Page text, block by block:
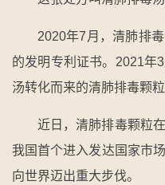
2020年7月，清肺排
的发明专利证书。2021年
汤转化而来的清肺排毒颗粒
近日，清肺排毒颗粒
我国首个进入发达国家市
向世界迈出重大步伐。